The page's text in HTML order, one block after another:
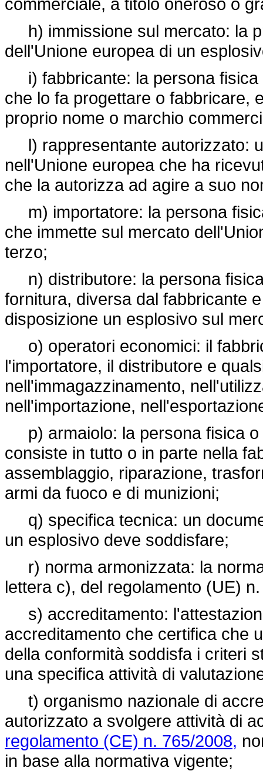
h) immissione sul mercato: la
dell'Unione europea di un
i) fabbricante: la persona fisica
che lo fa progettare o fabbricare,
proprio nome o marchio
l) rappresentante autorizzato:
nell'Unione europea che ha
che la autorizza ad agire a suo
m) importatore: la persona
che immette sul mercato
terzo;
n) distributore: la persona
fornitura, diversa dal fabbricante
disposizione un esplosivo sul
o) operatori economici: il
l'importatore, il distributore e
nell'immagazzinamento,
nell'importazione,
p) armaiolo: la persona fisica o
consiste in tutto o in parte nella
assemblaggio, riparazione,
armi da fuoco e di munizioni;
q) specifica tecnica: un
un esplosivo deve soddisfare;
r) norma armonizzata: la
lettera c), del regolamento (UE)
s) accreditamento:
accreditamento che certifica che
della conformità soddisfa i criteri
una specifica attività di
t) organismo nazionale di
autorizzato a svolgere attività di
regolamento (CE) n. 765/2008,
in base alla normativa vigente;